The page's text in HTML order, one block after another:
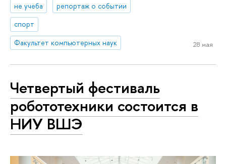
не учеба
репортаж о событии
спорт
Факультет компьютерных наук
28 мая
Четвертый фестиваль
робототехники состоится в
НИУ ВШЭ